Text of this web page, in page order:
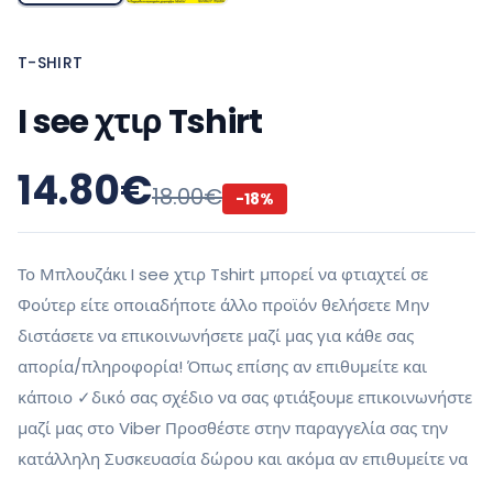
T-SHIRT
I see χτιρ Tshirt
14.80€18.00€ -18%
Το Μπλουζάκι I see χτιρ Tshirt μπορεί να φτιαχτεί σε
Φούτερ είτε οποιαδήποτε άλλο προϊόν θελήσετε Μην
διστάσετε να επικοινωνήσετε μαζί μας για κάθε σας
απορία/πληροφορία! Όπως επίσης αν επιθυμείτε και
κάποιο ✓δικό σας σχέδιο να σας φτιάξουμε επικοινωνήστε
μαζί μας στο Viber Προσθέστε στην παραγγελία σας την
κατάλληλη Συσκευασία δώρου και ακόμα αν επιθυμείτε να